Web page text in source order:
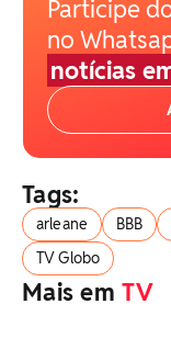
Participe
no
notícias
Tags:
arleane BBB
TV Globo
Mais emTV